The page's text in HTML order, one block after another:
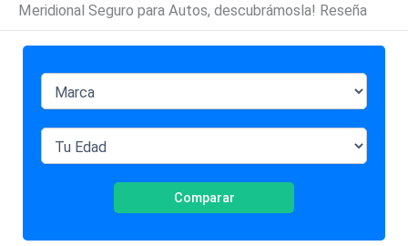
Meridional Seguro para Autos, descubrámosla! Reseña
Comparar